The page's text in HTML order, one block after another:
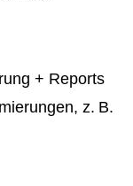
+ Reports
z. B.